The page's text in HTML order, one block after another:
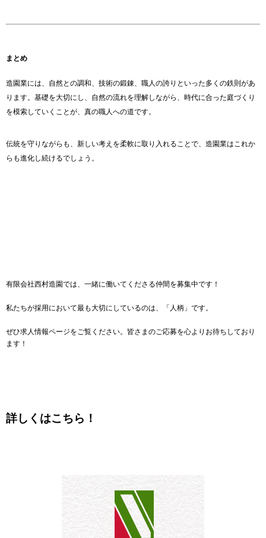
まとめ
造園業には、自然との調和、技術の鍛錬、職人の誇りといった多くの鉄則があ
ります。基礎を大切にし、自然の流れを理解しながら、時代に合った庭づくり
を模索していくことが、真の職人への道です。
伝統を守りながらも、新しい考えを柔軟に取り入れることで、造園業はこれか
らも進化し続けるでしょう。
有限会社西村造園では、一緒に働いてくださる仲間を募集中です！
私たちが採用において最も大切にしているのは、「人柄」です。
ぜひ求人情報ページをご覧ください。皆さまのご応募を心よりお待ちしており
ます！
詳しくはこちら！